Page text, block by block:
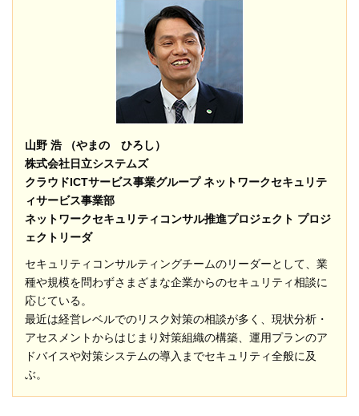
山野 浩 （やまの ひろし）
株式会社日立システムズ
クラウドICTサービス事業グループ ネットワークセキュリテ
ィサービス事業部
ネットワークセキュリティコンサル推進プロジェクト プロジ
ェクトリーダ
セキュリティコンサルティングチームのリーダーとして、業
種や規模を問わずさまざまな企業からのセキュリティ相談に
応じている。
最近は経営レベルでのリスク対策の相談が多く、現状分析・
アセスメントからはじまり対策組織の構築、運用プランのア
ドバイスや対策システムの導入までセキュリティ全般に及
ぶ。